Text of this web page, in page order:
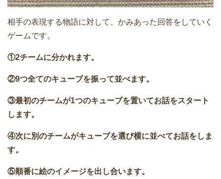
相手の表現する物語に対して、かみあった回答をしていく
ゲームです。
①2チームに分かれます。
②9つ全てのキューブを振って並べます。
③最初のチームが1つのキューブを置いてお話をスタート
します。
④次に別のチームがキューブを選び横に並べてお話をしま
す。
⑤順番に絵のイメージを出し合います。